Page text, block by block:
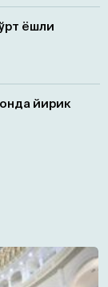
ёшли
йирик